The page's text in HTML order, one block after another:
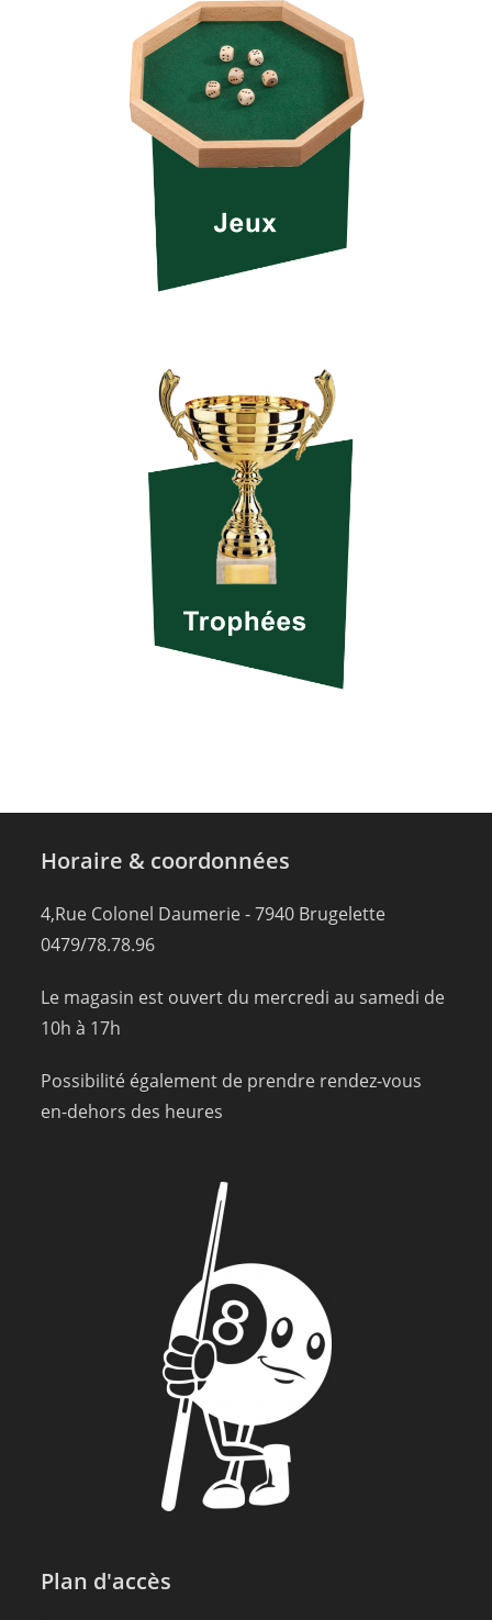
Horaire & coordonnées
4,Rue Colonel Daumerie - 7940 Brugelette
0479/78.78.96
Le magasin est ouvert du mercredi au samedi de
10h à 17h
Possibilité également de prendre rendez-vous
en-dehors des heures
Plan d'accès